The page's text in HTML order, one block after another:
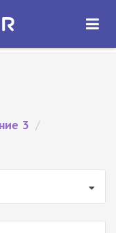
ОТКРЫТЬ
3 /